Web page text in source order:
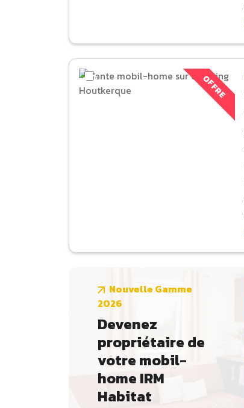
OFFRE
Nouvelle Gamme
2026
Devenez
propriétaire de
votre mobil-
home IRM
Habitat